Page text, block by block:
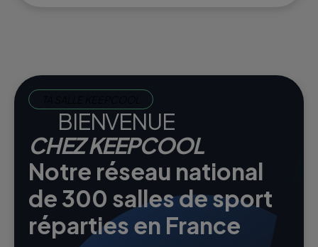
BIENVENUE
CHEZ KEEPCOOL
Notre réseau national
de 300 salles de sport
réparties en France